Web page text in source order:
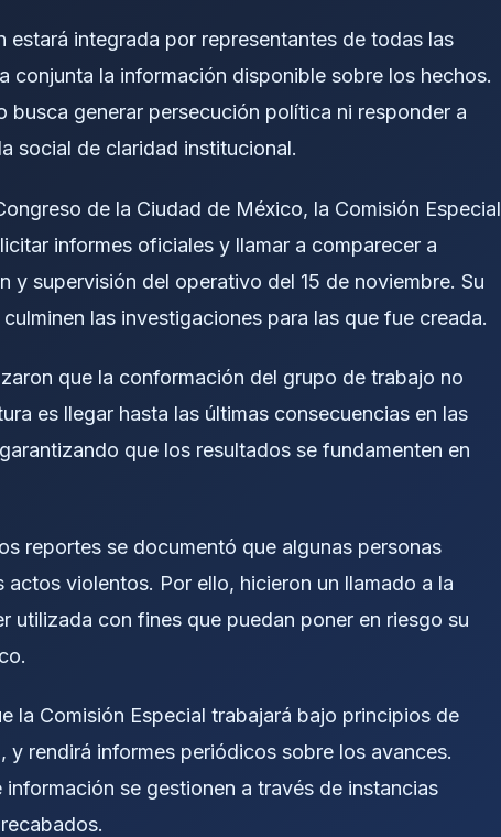
integrada por representantes de todas las
conjunta la información disponible sobre los hechos.
busca generar persecución política ni responder a
social de claridad institucional.
de la Ciudad de México, la Comisión Especial
informes oficiales y llamar a comparecer a
supervisión del operativo del 15 de noviembre. Su
las investigaciones para las que fue creada.
que la conformación del grupo de trabajo no
es llegar hasta las últimas consecuencias en las
que los resultados se fundamenten en
reportes se documentó que algunas personas
violentos. Por ello, hicieron un llamado a la
utilizada con fines que puedan poner en riesgo su
la Comisión Especial trabajará bajo principios de
rendirá informes periódicos sobre los avances.
se gestionen a través de instancias